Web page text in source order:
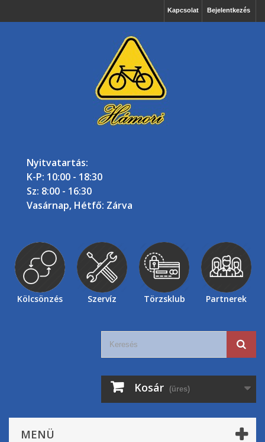
Bejelentkezés
Kapcsolat
Nyitvatartás:
K-P: 10:00 - 18:30
Sz: 8:00 - 16:30
Vasárnap, Hétfő: Zárva
Kölcsönzés Szervíz Törzsklub Partnerek
Kosár (üres)
MENÜ